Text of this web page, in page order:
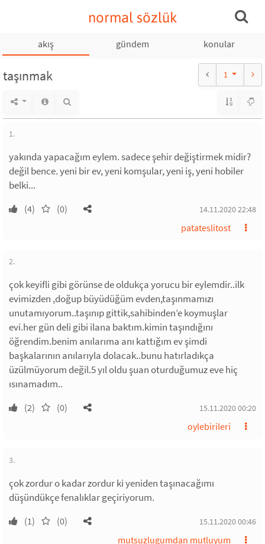
normal sözlük
akış gündem konular
taşınmak 1
1.
yakında yapacağım eylem. sadece şehir değiştirmek midir?
değil bence. yeni bir ev, yeni komşular, yeni iş, yeni hobiler
belki...
(4) (0) 14.11.2020 22:48
patateslitost
2.
çok keyifli gibi görünse de oldukça yorucu bir eylemdir..ilk
evimizden ,doğup büyüdüğüm evden,taşınmamızı
unutamıyorum..taşınıp gittik,sahibinden’e koymuşlar
evi.her gün deli gibi ilana baktım.kimin taşındığını
öğrendim.benim anılarıma anı kattığım ev şimdi
başkalarının anılarıyla dolacak..bunu hatırladıkça
üzülmüyorum değil.5 yıl oldu şuan oturduğumuz eve hiç
ısınamadım..
(2) (0) 15.11.2020 00:20
oylebirileri
3.
çok zordur o kadar zordur ki yeniden taşınacağımı
düşündükçe fenalıklar geçiriyorum.
(1) (0) 15.11.2020 00:46
mutsuzlugumdan mutluyum